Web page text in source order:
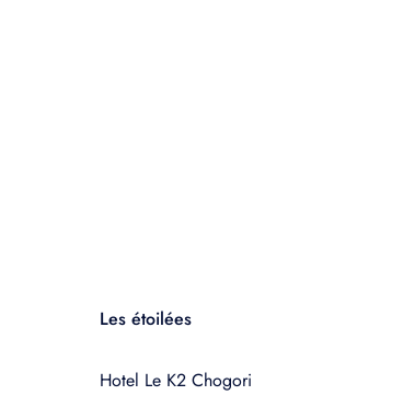
Les étoilées
Hotel Le K2 Chogori